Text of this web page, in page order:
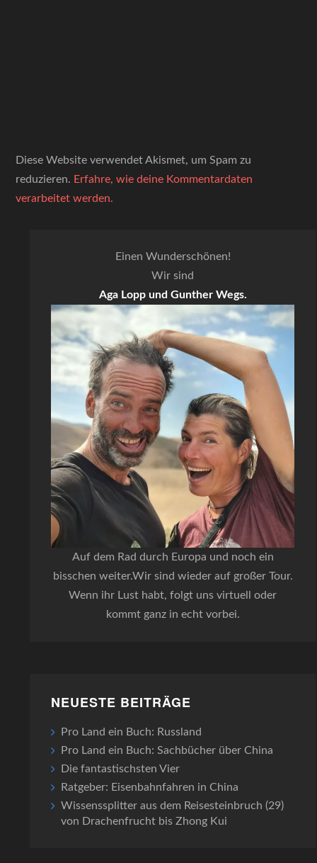
Diese Website verwendet Akismet, um Spam zu
reduzieren. Erfahre, wie deine Kommentardaten
verarbeitet werden.
Einen Wunderschönen!
Wir sind
Aga Lopp und Gunther Wegs.
Auf dem Rad durch Europa und noch ein
bisschen weiter.Wir sind wieder auf großer Tour.
Wenn ihr Lust habt, folgt uns virtuell oder
kommt ganz in echt vorbei.
NEUESTE BEITRÄGE
Pro Land ein Buch: Russland
Pro Land ein Buch: Sachbücher über China
Die fantastischsten Vier
Ratgeber: Eisenbahnfahren in China
Wissenssplitter aus dem Reisesteinbruch (29)
von Drachenfrucht bis Zhong Kui